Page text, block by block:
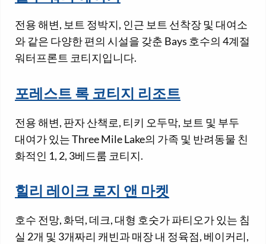
전용 해변, 보트 정박지, 인근 보트 선착장 및 대여소
와 같은 다양한 편의 시설을 갖춘 Bays 호수의 4계절
워터프론트 코티지입니다.
포레스트 록 코티지 리조트
전용 해변, 판자 산책로, 티키 오두막, 보트 및 부두
대여가 있는 Three Mile Lake의 가족 및 반려동물 친
화적인 1, 2, 3베드룸 코티지.
힐리 레이크 로지 앤 마켓
호수 전망, 화덕, 데크, 대형 호숫가 파티오가 있는 침
실 2개 및 3개짜리 캐빈과 매장 내 정육점, 베이커리,